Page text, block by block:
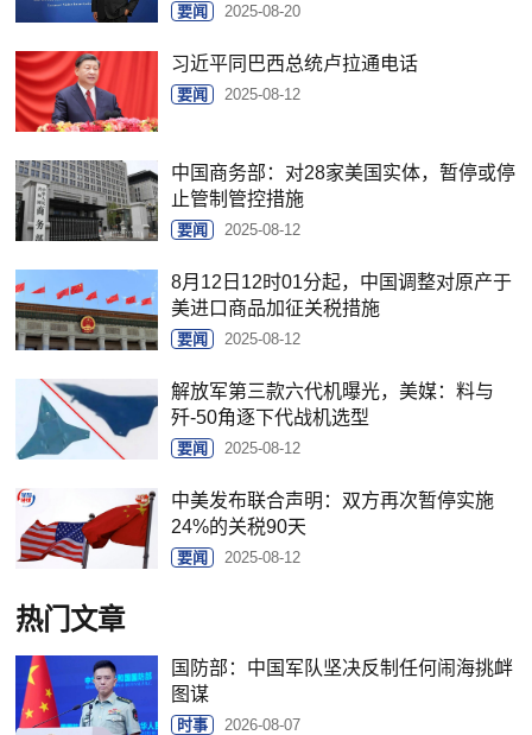
要闻 2025-08-20
习近平同巴西总统卢拉通电话
要闻 2025-08-12
中国商务部：对28家美国实体，暂停或停
止管制管控措施
要闻 2025-08-12
8月12日12时01分起，中国调整对原产于
美进口商品加征关税措施
要闻 2025-08-12
解放军第三款六代机曝光，美媒：料与
歼-50角逐下代战机选型
要闻 2025-08-12
中美发布联合声明：双方再次暂停实施
24%的关税90天
要闻 2025-08-12
热门文章
国防部：中国军队坚决反制任何闹海挑衅
图谋
时事 2026-08-07